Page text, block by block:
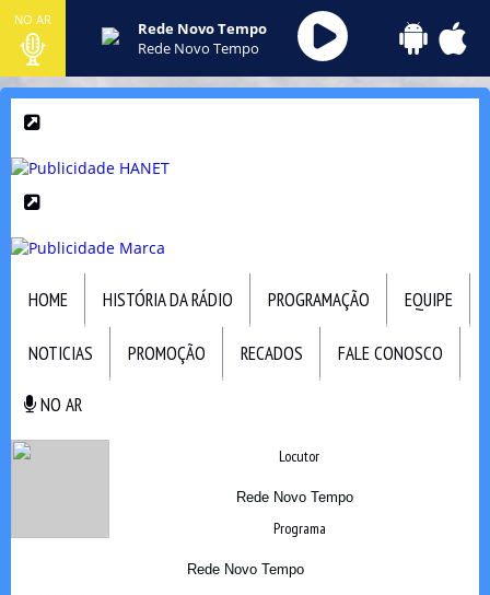
NO AR
Rede Novo Tempo
Rede Novo Tempo
HOME HISTÓRIA DA RÁDIO PROGRAMAÇÃO EQUIPE
NOTICIAS PROMOÇÃO RECADOS FALE CONOSCO
NO AR
Locutor
Rede Novo Tempo
Programa
Rede Novo Tempo